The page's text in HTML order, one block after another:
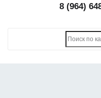
8 (964)